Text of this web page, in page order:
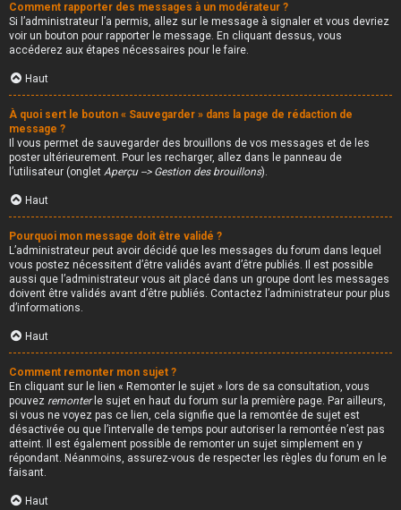
Comment rapporter des messages à un modérateur ?
Si l’administrateur l’a permis, allez sur le message à signaler et vous devriez
voir un bouton pour rapporter le message. En cliquant dessus, vous
accéderez aux étapes nécessaires pour le faire.
Haut
À quoi sert le bouton « Sauvegarder » dans la page de rédaction de
message ?
Il vous permet de sauvegarder des brouillons de vos messages et de les
poster ultérieurement. Pour les recharger, allez dans le panneau de
l’utilisateur (onglet Aperçu --> Gestion des brouillons).
Haut
Pourquoi mon message doit être validé ?
L’administrateur peut avoir décidé que les messages du forum dans lequel
vous postez nécessitent d’être validés avant d’être publiés. Il est possible
aussi que l’administrateur vous ait placé dans un groupe dont les messages
doivent être validés avant d’être publiés. Contactez l’administrateur pour plus
d’informations.
Haut
Comment remonter mon sujet ?
En cliquant sur le lien « Remonter le sujet » lors de sa consultation, vous
pouvez remonterle sujet en haut du forum sur la première page. Par ailleurs,
si vous ne voyez pas ce lien, cela signifie que la remontée de sujet est
désactivée ou que l’intervalle de temps pour autoriser la remontée n’est pas
atteint. Il est également possible de remonter un sujet simplement en y
répondant. Néanmoins, assurez-vous de respecter les règles du forum en le
faisant.
Haut